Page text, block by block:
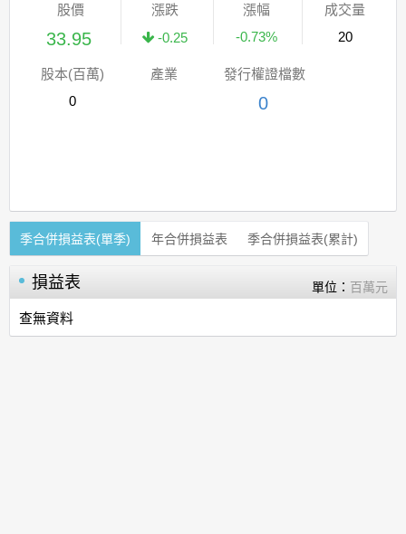
股價
33.95
漲跌
-0.25
漲幅
-0.73%
成交量
20
股本(百萬)
0
產業 發行權證檔數
0
季合併損益表(單季) 年合併損益表 季合併損益表(累計)
損益表 單位： 百萬元
查無資料